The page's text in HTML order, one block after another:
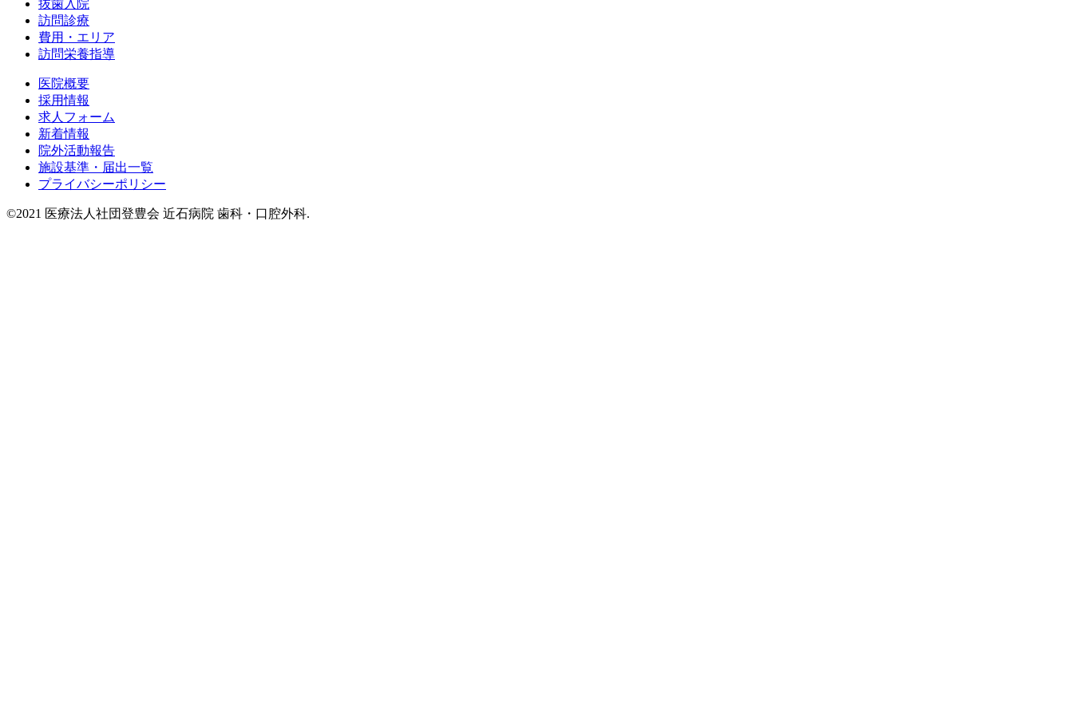
抜歯入院
訪問診療
費用・エリア
訪問栄養指導
医院概要
採用情報
求人フォーム
新着情報
院外活動報告
施設基準・届出一覧
プライバシーポリシー
©2021 医療法人社団登豊会 近石病院 歯科・口腔外科.